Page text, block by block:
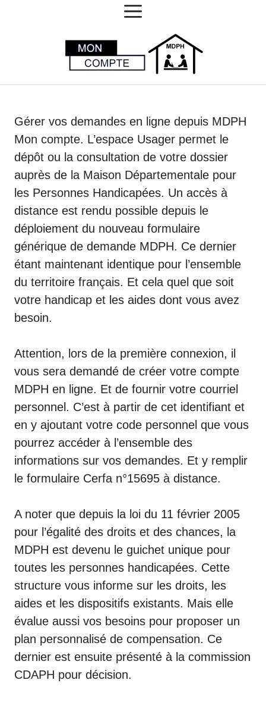
MENU
Gérer vos demandes en ligne depuis MDPH
Mon compte. L’espace Usager permet le
dépôt ou la consultation de votre dossier
auprès de la Maison Départementale pour
les Personnes Handicapées. Un accès à
distance est rendu possible depuis le
déploiement du nouveau formulaire
générique de demande MDPH. Ce dernier
étant maintenant identique pour l’ensemble
du territoire français. Et cela quel que soit
votre handicap et les aides dont vous avez
besoin.
Attention, lors de la première connexion, il
vous sera demandé de créer votre compte
MDPH en ligne. Et de fournir votre courriel
personnel. C’est à partir de cet identifiant et
en y ajoutant votre code personnel que vous
pourrez accéder à l’ensemble des
informations sur vos demandes. Et y remplir
le formulaire Cerfa n°15695 à distance.
A noter que depuis la loi du 11 février 2005
pour l’égalité des droits et des chances, la
MDPH est devenu le guichet unique pour
toutes les personnes handicapées. Cette
structure vous informe sur les droits, les
aides et les dispositifs existants. Mais elle
évalue aussi vos besoins pour proposer un
plan personnalisé de compensation. Ce
dernier est ensuite présenté à la commission
CDAPH pour décision.